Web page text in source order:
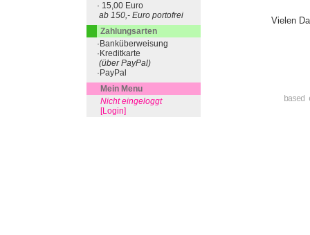
Vielen
· 15,00 Euro
ab 150,- Euro portofrei
Zahlungsarten
·Banküberweisung
·Kreditkarte
(über PayPal)
·PayPal
Mein Menu
Nicht eingeloggt
[Login]